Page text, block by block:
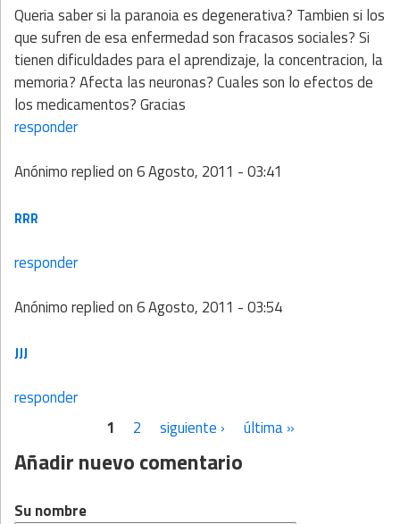
Queria saber si la paranoia es degenerativa? Tambien si los
que sufren de esa enfermedad son fracasos sociales? Si
tienen dificuldades para el aprendizaje, la concentracion, la
memoria? Afecta las neuronas? Cuales son lo efectos de
los medicamentos? Gracias
responder
Anónimoreplied on6 Agosto, 2011 - 03:41
RRR
responder
Anónimoreplied on6 Agosto, 2011 - 03:54
JJJ
responder
1 2 siguiente › última »
Añadir nuevo comentario
Su nombre